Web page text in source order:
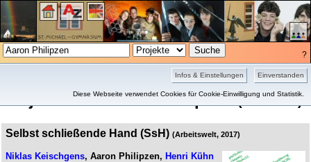
Einverstanden
Infos & Einstellungen
Diese Webseite verwendet Cookies für Cookie-Einwilligung und Statistik.
?
Projekte von Aaron Philipzen(2 Treffer)
Selbst schließende Hand (SsH) (Arbeitswelt, 2017)
Niklas Keischgens, Aaron Philipzen, Henri Kühn
Projekte Bilder